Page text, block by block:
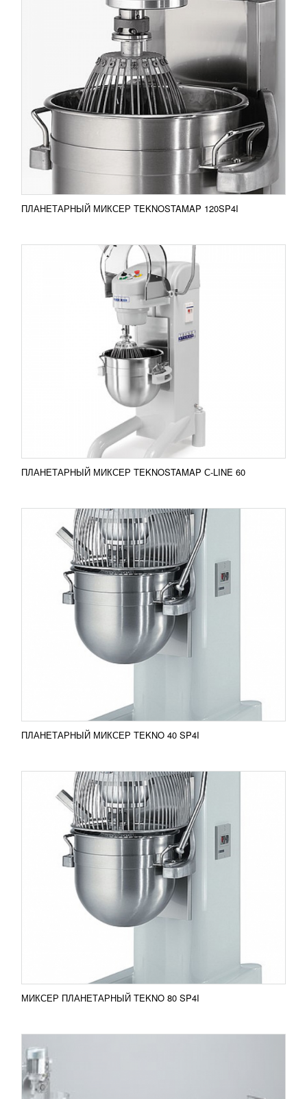
ПЛАНЕТАРНЫЙ МИКСЕР TEKNOSTAMAP 120SP4I
ПЛАНЕТАРНЫЙ МИКСЕР TEKNOSTAMAP
295 532RUB
Планетарный миксер Teknostamap С-LINE 60
Корпус модели выполнен из окрашенной стали, а
дежа и решетка защиты изготовлена из ...
ПОДРОБНЕЕ
Добавить в сравнение
ПЛАНЕТАРНЫЙ МИКСЕР TEKNOSTAMAP С-LINE 60
ПЛАНЕТАРНЫЙ МИКСЕР TEKNO 40 SP4I
RUB
Планетарный миксер TEKNO 40 SP4I Корпус
модели выполнен из окрашенной стали, а дежа и
решетка защиты изготовлена из нержавеющей...
Добавить в сравнение
ПЛАНЕТАРНЫЙ МИКСЕР TEKNO 40 SP4I
МИКСЕР ПЛАНЕТАРНЫЙ TEKNO 80 SP4I
Миксер планетарный TEKNO 80 SP4I Корпус
модели выполнен из окрашенной стали, а дежа и
решетка защиты изготовлена из нержавеющей...
МИКСЕР ПЛАНЕТАРНЫЙ TEKNO 80 SP4I
ФРИТЮРНИЦА RIEHLE DLA 150
НЕПРЕРЫВНОГО ДЕЙСТВИЯ
УЗНАТЬ ЦЕНУ
Фритюрница Riehle DLA 150 непрерывного
действия Фритюрница позволяет дозировать в
автоматическом режиме заварные пончики,
творожные...